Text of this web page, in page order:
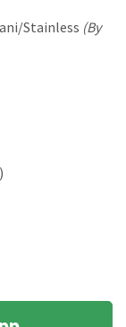
Stainless (By